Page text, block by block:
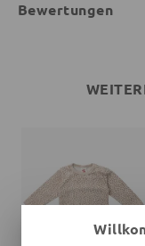
Bewertungen